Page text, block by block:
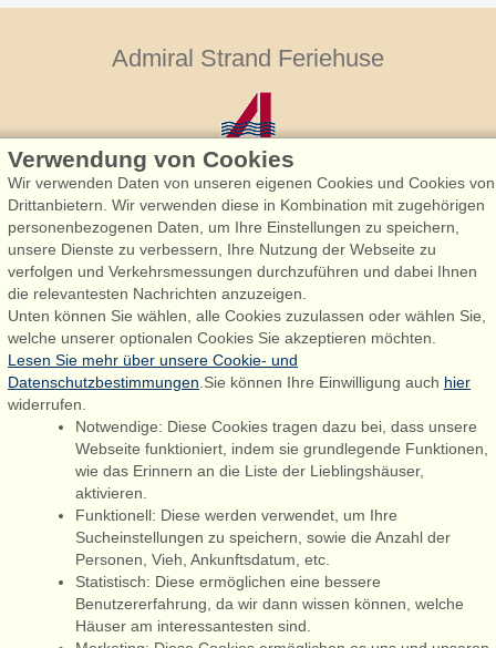
Admiral Strand Feriehuse
Admiral Strand Feriehuse, Lønne
Houstrupvej 170, Lønne
6830 Nørre Nebel
booking@admiralstrand.com
+45 70 60 87 78
Følg os på: Facebook
Admiral Strand Feriehuse ApS | CVR 27 23 39 10 |
Verwendung von Cookies
Wir verwenden Daten von unseren eigenen Cookies und Cookies von
Drittanbietern. Wir verwenden diese in Kombination mit zugehörigen
personenbezogenen Daten, um Ihre Einstellungen zu speichern,
unsere Dienste zu verbessern, Ihre Nutzung der Webseite zu
verfolgen und Verkehrsmessungen durchzuführen und dabei Ihnen
die relevantesten Nachrichten anzuzeigen.
Unten können Sie wählen, alle Cookies zuzulassen oder wählen Sie,
welche unserer optionalen Cookies Sie akzeptieren möchten.
Lesen Sie mehr über unsere Cookie- und
Datenschutzbestimmungen .Sie können Ihre Einwilligung auch hier
widerrufen.
Notwendige: Diese Cookies tragen dazu bei, dass unsere
Webseite funktioniert, indem sie grundlegende Funktionen,
wie das Erinnern an die Liste der Lieblingshäuser,
aktivieren.
Funktionell: Diese werden verwendet, um Ihre
Sucheinstellungen zu speichern, sowie die Anzahl der
Personen, Vieh, Ankunftsdatum, etc.
Statistisch: Diese ermöglichen eine bessere
Benutzererfahrung, da wir dann wissen können, welche
Häuser am interessantesten sind.